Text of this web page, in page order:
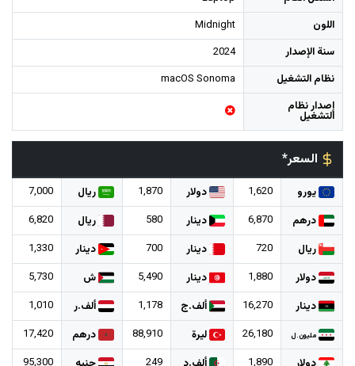
اللون
Midnight
سنة الإصدار
2024
نظام التشغيل
macOS Sonoma
إصدار نظام
التشغيل
السعر*
يورو 1,620 دولار 1,870 ريال
7,000
درهم
6,870 دينار 580 ريال
6,820
ريال
720 دينار 700 دينار
1,330
دولار
1,880 دينار 5,490 ش
5,730
دينار
16,270 ألف.ج 1,178 ألف.ر 1,010
مليون.ل 26,180 ليرة 88,910 درهم
17,420